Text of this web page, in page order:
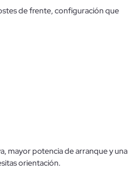
de frente, configuración que
mayor potencia de arranque y una
orientación.